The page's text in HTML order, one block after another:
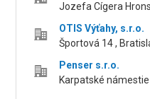
Jozefa Cígera
OTIS Výťahy, s.r.o.
Športová 14 ,
Penser s.r.o.
Karpatské